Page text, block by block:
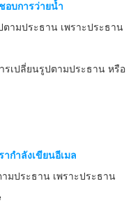
อบการว่ายน้ำ
ตามประธาน เพราะประธาน
รเปลี่ยนรูปตามประธาน หรือ
ากำลังเขียนอีเมล
มประธาน เพราะประธาน